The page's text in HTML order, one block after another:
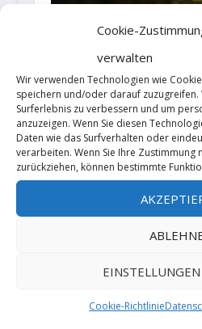
Cookie-
verwalten
Wir verwenden Technologien wie
speichern und/oder darauf zuzugreifen.
Surferlebnis zu verbessern und um
anzuzeigen. Wenn Sie diesen
Daten wie das Surfverhalten oder
verarbeiten. Wenn Sie Ihre Zustimmung
zurückziehen, können bestimmte
Cookie-Richtlinie
Video: Filip Babicz
Drytoolingroute
im polnischen Teil
Tatra
16. Januar 2019
2 KOMMENTARE
Philippe
am 14. Januar